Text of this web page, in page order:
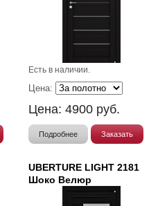
Есть в наличии.
Цена:
Цена: 4900 руб.
Подробнее Заказать
UBERTURE LIGHT 2181
Шоко Велюр